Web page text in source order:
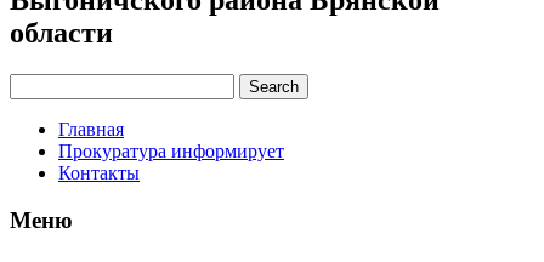
области
Главная
Прокуратура информирует
Контакты
Меню